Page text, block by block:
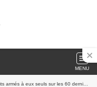
MENU
à eux seuls sur les 60 dernières années.